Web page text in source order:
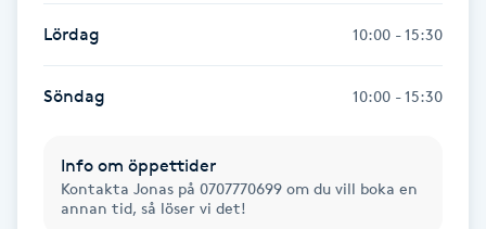
Frisör
Funktionsanalys
Färgning
Föning
Lördag 10:00 - 15:30
Söndag 10:00 - 15:30
Info om öppettider
Kontakta Jonas på 0707770699 om du vill boka en
annan tid, så löser vi det!